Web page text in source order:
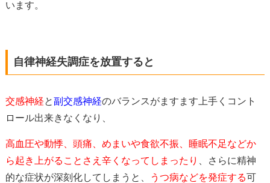
います。
自律神経失調症を放置すると
交感神経と副交感神経のバランスがますます上手くコント
ロール出来きなくなり、
高血圧や動悸、頭痛、めまいや食欲不振、睡眠不足などか
ら起き上がることさえ辛くなってしまったり
、さらに精神
的な症状が深刻化してしまうと、
うつ病などを発症する可